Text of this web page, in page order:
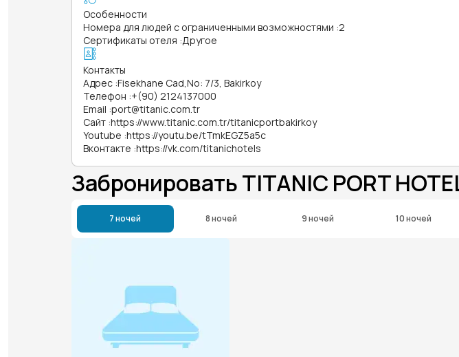
Особенности
Номера для людей с ограниченными возможностями :2
Сертификаты отеля :Другое
Контакты
Адрес :Fisekhane Cad,No: 7/3, Bakirkoy
Телефон :+(90) 2124137000
Email :port@titanic.com.tr
Сайт :https://www.titanic.com.tr/titanicportbakirkoy
Youtube :https://youtu.be/tTmkEGZ5a5c
Вконтакте :https://vk.com/titanichotels
Забронировать TITANIC PORT
7 ночей 8 ночей 9 ночей 10 ночей